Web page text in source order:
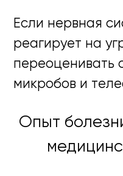
Если нервная
реагирует на
переоценивать
микробов и
Опыт